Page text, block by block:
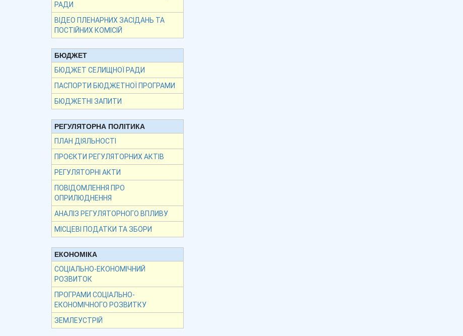
РАДИ
ВІДЕО ПЛЕНАРНИХ ЗАСІДАНЬ ТА
ПОСТІЙНИХ КОМІСІЙ
БЮДЖЕТ
БЮДЖЕТ СЕЛИЩНОЇ РАДИ
ПАСПОРТИ БЮДЖЕТНОЇ ПРОГРАМИ
БЮДЖЕТНІ ЗАПИТИ
РЕГУЛЯТОРНА ПОЛІТИКА
ПЛАН ДІЯЛЬНОСТІ
ПРОЄКТИ РЕГУЛЯТОРНИХ АКТІВ
РЕГУЛЯТОРНІ АКТИ
ПОВІДОМЛЕННЯ ПРО
ОПРИЛЮДНЕННЯ
АНАЛІЗ РЕГУЛЯТОРНОГО ВПЛИВУ
МІСЦЕВІ ПОДАТКИ ТА ЗБОРИ
ЕКОНОМІКА
СОЦІАЛЬНО-ЕКОНОМІЧНИЙ
РОЗВИТОК
ПРОГРАМИ СОЦІАЛЬНО-
ЕКОНОМІЧНОГО РОЗВИТКУ
ЗЕМЛЕУСТРІЙ